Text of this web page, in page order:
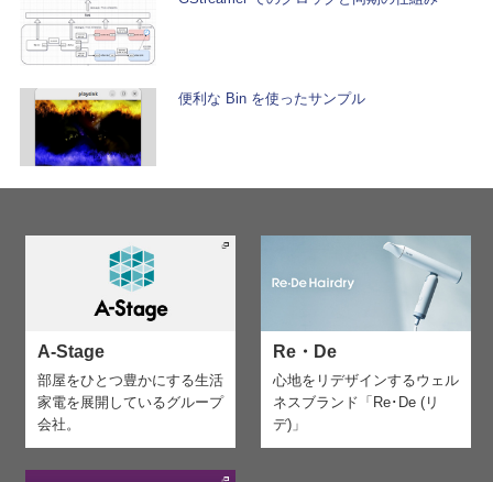
便利な Bin を使ったサンプル
A-Stage
部屋をひとつ豊かにする生活
家電を展開しているグループ
会社。
Re・De
心地をリデザインするウェル
ネスブランド「Re･De (リ
デ)」